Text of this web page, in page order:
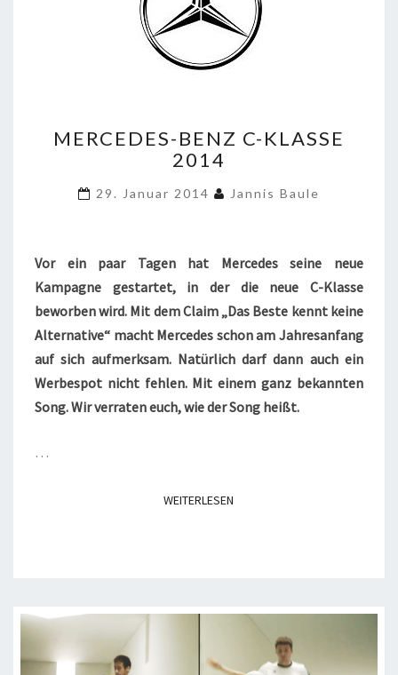
BENZ
C-
2014
MERCEDES-BENZ C-KLASSE
2014
29. Januar 2014 Jannis Baule
Vor ein paar Tagen hat Mercedes seine neue
Kampagne gestartet, in der die neue C-Klasse
beworben wird. Mit dem Claim „Das Beste kennt keine
Alternative“ macht Mercedes schon am Jahresanfang
auf sich aufmerksam. Natürlich darf dann auch ein
Werbespot nicht fehlen. Mit einem ganz bekannten
Song. Wir verraten euch, wie der Song heißt.
…
WEITERLESEN